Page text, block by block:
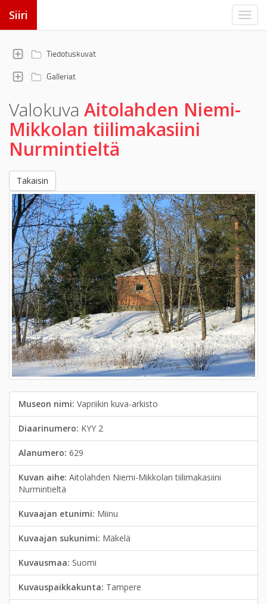
Siiri
Tiedotuskuvat
Galleriat
Valokuva Aitolahden Niemi-
Mikkolan tiilimakasiini
Nurmintieltä
Takaisin
Museon nimi: Vapriikin kuva-arkisto
Diaarinumero: KYY 2
Alanumero: 629
Kuvan aihe: Aitolahden Niemi-Mikkolan tiilimakasiini
Nurmintieltä
Kuvaajan etunimi: Miinu
Kuvaajan sukunimi: Mäkelä
Kuvausmaa: Suomi
Kuvauspaikkakunta: Tampere